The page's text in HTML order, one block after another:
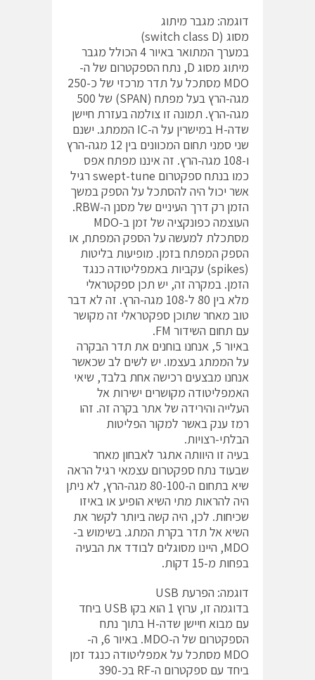
דוגמה: מגבר מיתוג
מסוג (switch class D)
במערך המתואר באיור 4 הכולל מגבר
מיתוג מסוג D, נתח הספקטרום של ה-
MDO מסתכל על תדר מרכזי של כ-250
מגה-הרץ בעל מפתח (SPAN) של 500
מגה-הרץ. תמונה זו צולמה בעזרת חיישן
שדה-H במישרין על ה-IC הממתג. ישנם
שני סמני תחום המכוונים בין 12 מגה-הרץ
ו-108 מגה-הרץ. זה איננו מפתח אפס
כמו בנתח ספקטרום swept-tune רגיל
אשר יכול היה להסתכל על הספק במשך
הזמן רק דרך העיניים של מסנן ה-RBW.
העוצמה כפונקציה של זמן ב-MDO
מסתכלת למעשה על הספק המפתח, או
הספק המפתח בזמן. מופיעות בליטות
(spikes) עקביות באמפליטודה כנגד
הזמן. במקרה זה, יש תכן ספקטראלי
מלא בין 80 ל-108 מגה-הרץ. זה לא דבר
טוב מאחר שתוכן ספקטראלי זה מקושר
עם תחום השידור FM.
באיור 5, אנחנו בוחנים את תדר הבקרה
על הממתג בעצמו. יש לשים לב שכאשר
אנחנו מבצעים רכישה אחת בלבד, שיאי
האמפליטודה מקושרים ישירות אל
העלייה והירידה של אתר בקרה זה. זהו
רמז ענק באשר למקור הפליטות
הבלתי-רצויות.
בעיה זו היוותה אתגר לאבחון מאחר
שבעוד נתח ספקטרום עצמאי רגיל הראה
שיא בתחום ה-80-100 מגה-הרץ, לא ניתן
היה להראות מתי השיא הופיע או באיזו
שכיחות. לכן, היה קשה ביותר לקשר את
השיא אל תדר בקרת המתג. בשימוש ב-
MDO, היינו מסוגלים לבודד את הבעיה
בפחות מ-15 דקות.
דוגמה: הפרעת USB
בדוגמה זו, ערוץ 1 הוא בקו USB ביחד
עם מבוא חיישן שדה-H בתוך נתח
הספקטרום של ה-MDO. באיור 6, ה-
MDO מסתכל על אמפליטודה כנגד זמן
ביחד עם ספקטרום ה-RF בכ-390